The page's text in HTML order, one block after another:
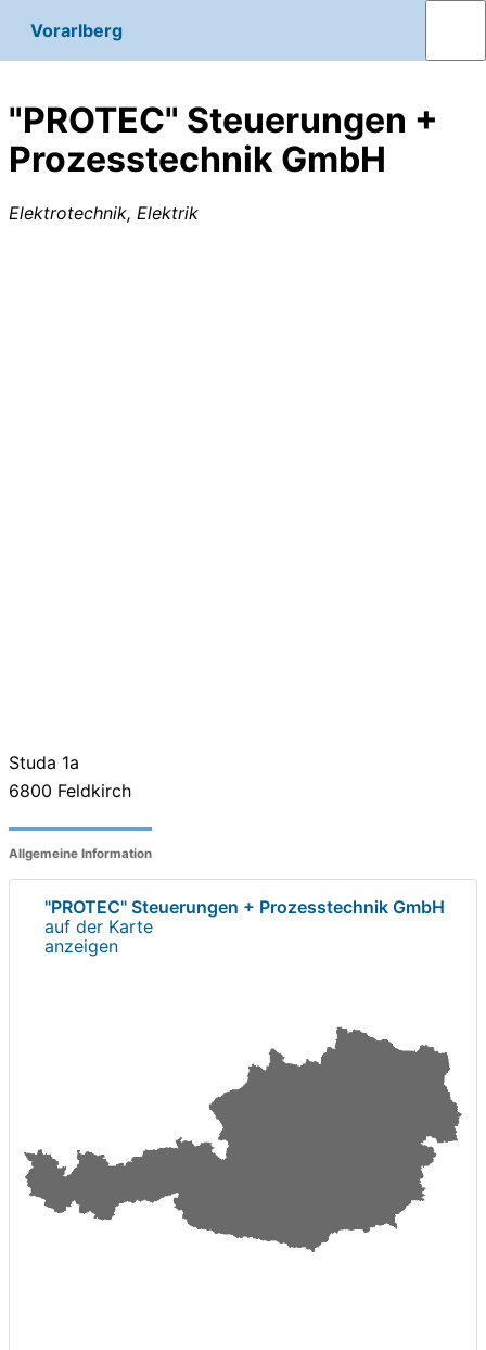
Vorarlberg
"PROTEC" Steuerungen +
Prozesstechnik GmbH
Elektrotechnik, Elektrik
Studa 1a
6800 Feldkirch
Allgemeine Information
"PROTEC" Steuerungen + Prozesstechnik GmbH
auf der Karte
anzeigen